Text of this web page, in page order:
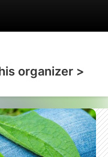
organizer >